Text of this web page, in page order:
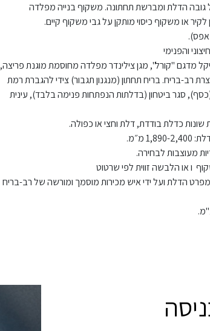
גובה הדלת ומברשת תחתונה. משקוף בנייה מפלדה
אפס).
והפנימי
מדגם "קורל", מגן צילינדר מפלדה מחוסמת מוגנת פריצה,
רב-בריח. בריח תחתון (מנגנון תגבור) צידי להגברת רמת
(כסף), סגר ביטחון (בדלתות הנפתחות פנימה בלבד), עינית
כדלת בודדת, דלת וחצי או כפולה.
מעוצבות לבחירה.
ו או הלבשה זווית לפי שרטוט
הדלת ועל ידי איש מכירות מוסמך ומורשה של רב-בריח